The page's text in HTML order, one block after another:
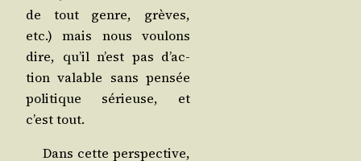
de tout genre, grèves,
etc.) mais nous vou­lons
dire, qu’il n’est pas d’ac­
tion valable sans pen­sée
poli­tique sérieuse, et
c’est tout.
Dans cette pers­pec­tive,